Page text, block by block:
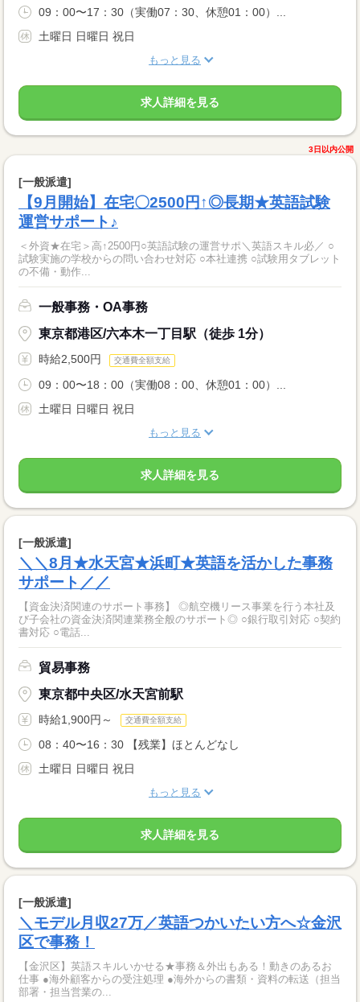
09：00〜17：30（実働07：30、休憩01：00）...
土曜日 日曜日 祝日
もっと見る
求人詳細を見る
3日以内公開
[一般派遣]
【9月開始】在宅〇2500円↑◎長期★英語試験
運営サポート♪
＜外資★在宅＞高↑2500円○英語試験の運営サポ＼英語スキル必／ ○
試験実施の学校からの問い合わせ対応 ○本社連携 ○試験用タブレット
の不備・動作...
一般事務・OA事務
東京都港区/六本木一丁目駅（徒歩 1分）
時給2,500円 交通費全額支給
09：00〜18：00（実働08：00、休憩01：00）...
土曜日 日曜日 祝日
もっと見る
求人詳細を見る
[一般派遣]
＼＼8月★水天宮★浜町★英語を活かした事務
サポート／／
【資金決済関連のサポート事務】 ◎航空機リース事業を行う本社及
び子会社の資金決済関連業務全般のサポート◎ ○銀行取引対応 ○契約
書対応 ○電話...
貿易事務
東京都中央区/水天宮前駅
時給1,900円～ 交通費全額支給
08：40〜16：30 【残業】ほとんどなし
土曜日 日曜日 祝日
もっと見る
求人詳細を見る
[一般派遣]
＼モデル月収27万／英語つかいたい方へ☆金沢
区で事務！
【金沢区】英語スキルいかせる★事務＆外出もある！動きのあるお
仕事 ●海外顧客からの受注処理 ●海外からの書類・資料の転送（担当
部署・担当営業の...